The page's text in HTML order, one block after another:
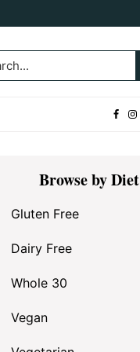
Browse by Diet
Gluten Free
Dairy Free
Whole 30
Vegan